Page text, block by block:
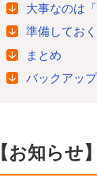
大事なのは
準備してお
まとめ
バックアッ
【お知ら